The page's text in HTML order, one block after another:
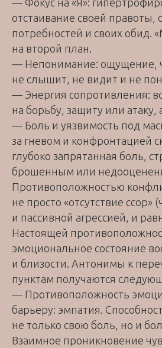
— Фокус на «Я»:
отстаивание своей правоты,
потребностей и своих обид.
на второй план.
— Непонимание: ощущение,
не слышит, не видит и не
— Энергия сопротивления:
на борьбу, защиту или атаку,
— Боль и уязвимость под
за гневом и конфронтацией
глубоко запрятанная боль,
брошенным или
Противоположностью
не просто «отсутствие ссор»
и пассивной агрессией, и
Настоящей
эмоциональное состояние
и близости. Антонимы к
пунктам получаются
— Противоположность
барьеру: эмпатия.
не только свою боль, но и
Взаимное проникновение